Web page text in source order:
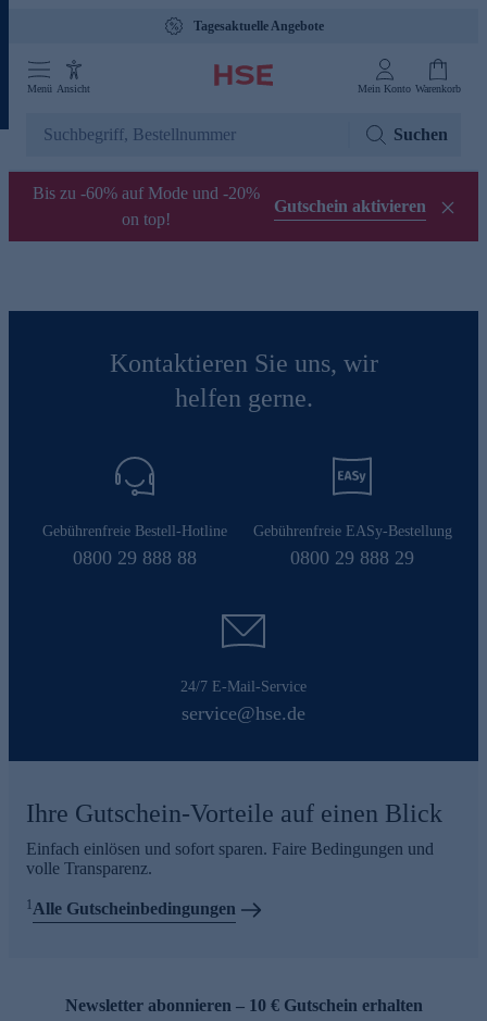
Tagesaktuelle Angebote
Menü Ansicht Mein Konto Warenkorb
Suchen
Bis zu -60% auf Mode und -20%
on top!
Gutschein aktivieren
Kontaktieren Sie uns, wir
helfen gerne.
Gebührenfreie Bestell-Hotline
0800 29 888 88
Gebührenfreie EASy-Bestellung
0800 29 888 29
24/7 E-Mail-Service
service@hse.de
Ihre Gutschein-Vorteile auf einen Blick
Einfach einlösen und sofort sparen. Faire Bedingungen und
volle Transparenz.
1Alle Gutscheinbedingungen
Newsletter abonnieren – 10 € Gutschein erhalten